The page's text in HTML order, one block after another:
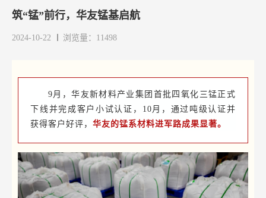
筑“锰”前行，华友锰基启航
2024-10-22 浏览量：11498
9月，华友新材料产业集团首批四氧化三锰正式
下线并完成客户小试认证，10月，通过吨级认证并
获得客户好评，华友的锰系材料进军路成果显著。